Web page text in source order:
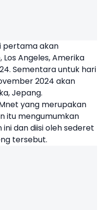
pertama akan
Angeles, Amerika
Sementara untuk hari
2024 akan
Jepang.
yang merupakan
itu mengumumkan
dan diisi oleh sederet
tersebut.